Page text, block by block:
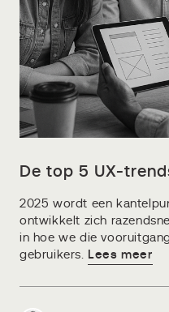
De top 5 UX-
2025 wordt een
ontwikkelt zich
in hoe we die
gebruikers.
Lees meer